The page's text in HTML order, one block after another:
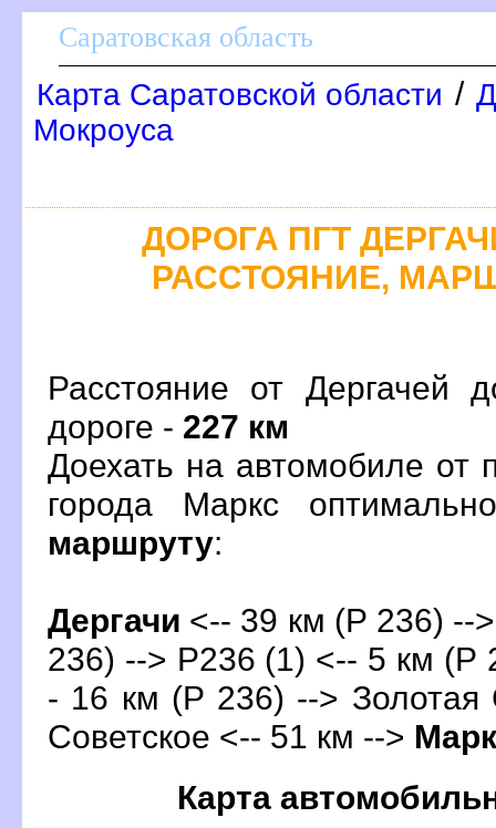
Саратовская область
Карта Саратовской области /
Мокроуса
ДОРОГА ПГТ
РАССТОЯНИЕ,
Расстояние от Дергачей
дороге - 227 км
Доехать на автомобиле от
орода Маркс
маршруту:
Дергачи <-- 39 км (Р 236) --
236) --> Р236 (1) <-- 5 км (Р
- 16 км (Р 236) --> Золотая
Советское <-- 51 км -->
Карта